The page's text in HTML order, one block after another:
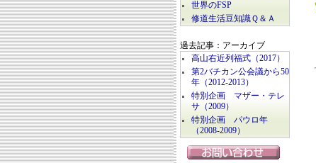
世界のFSP
修道生活豆知識Ｑ＆Ａ
過去記事：アーカイブ
高山右近列福式（2017）
第2バチカン公会議から50
年（2012-2013）
特別企画 マザー・テレ
サ（2009）
特別企画 パウロ年
（2008-2009）